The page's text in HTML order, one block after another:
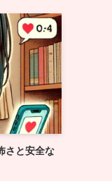
さと安全な